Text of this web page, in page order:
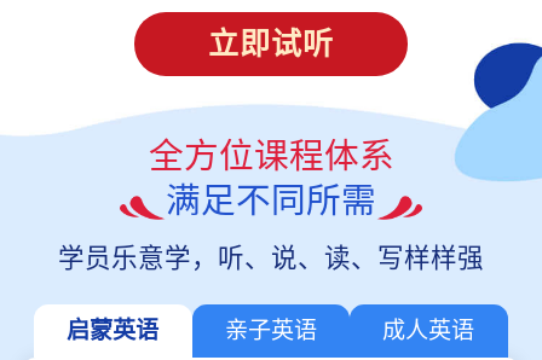
立即试听
全方位课程体系
满足不同所需
学员乐意学，听、说、读、写样样强
启蒙英语 亲子英语 成人英语